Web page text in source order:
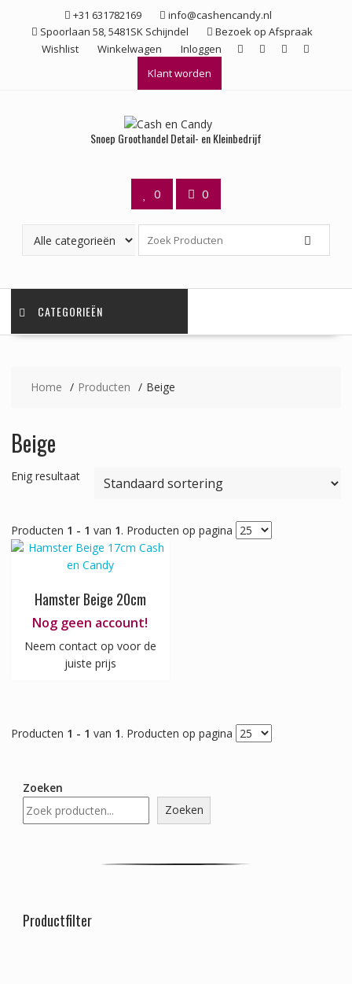
+31 631782169
info@cashencandy.nl
Spoorlaan 58, 5481SK Schijndel
Bezoek op Afspraak
Wishlist
Winkelwagen
Inloggen
Klant worden
Snoep Groothandel Detail- en Kleinbedrijf
0 0
CATEGORIEËN
Home Producten Beige
Beige
Enig resultaat
Producten 1 - 1 van 1. Producten op pagina
Hamster Beige 20cm
Nog geen account!
Neem contact op voor de
juiste prijs
Producten 1 - 1 van 1. Producten op pagina
Zoeken
Zoeken
Productfilter